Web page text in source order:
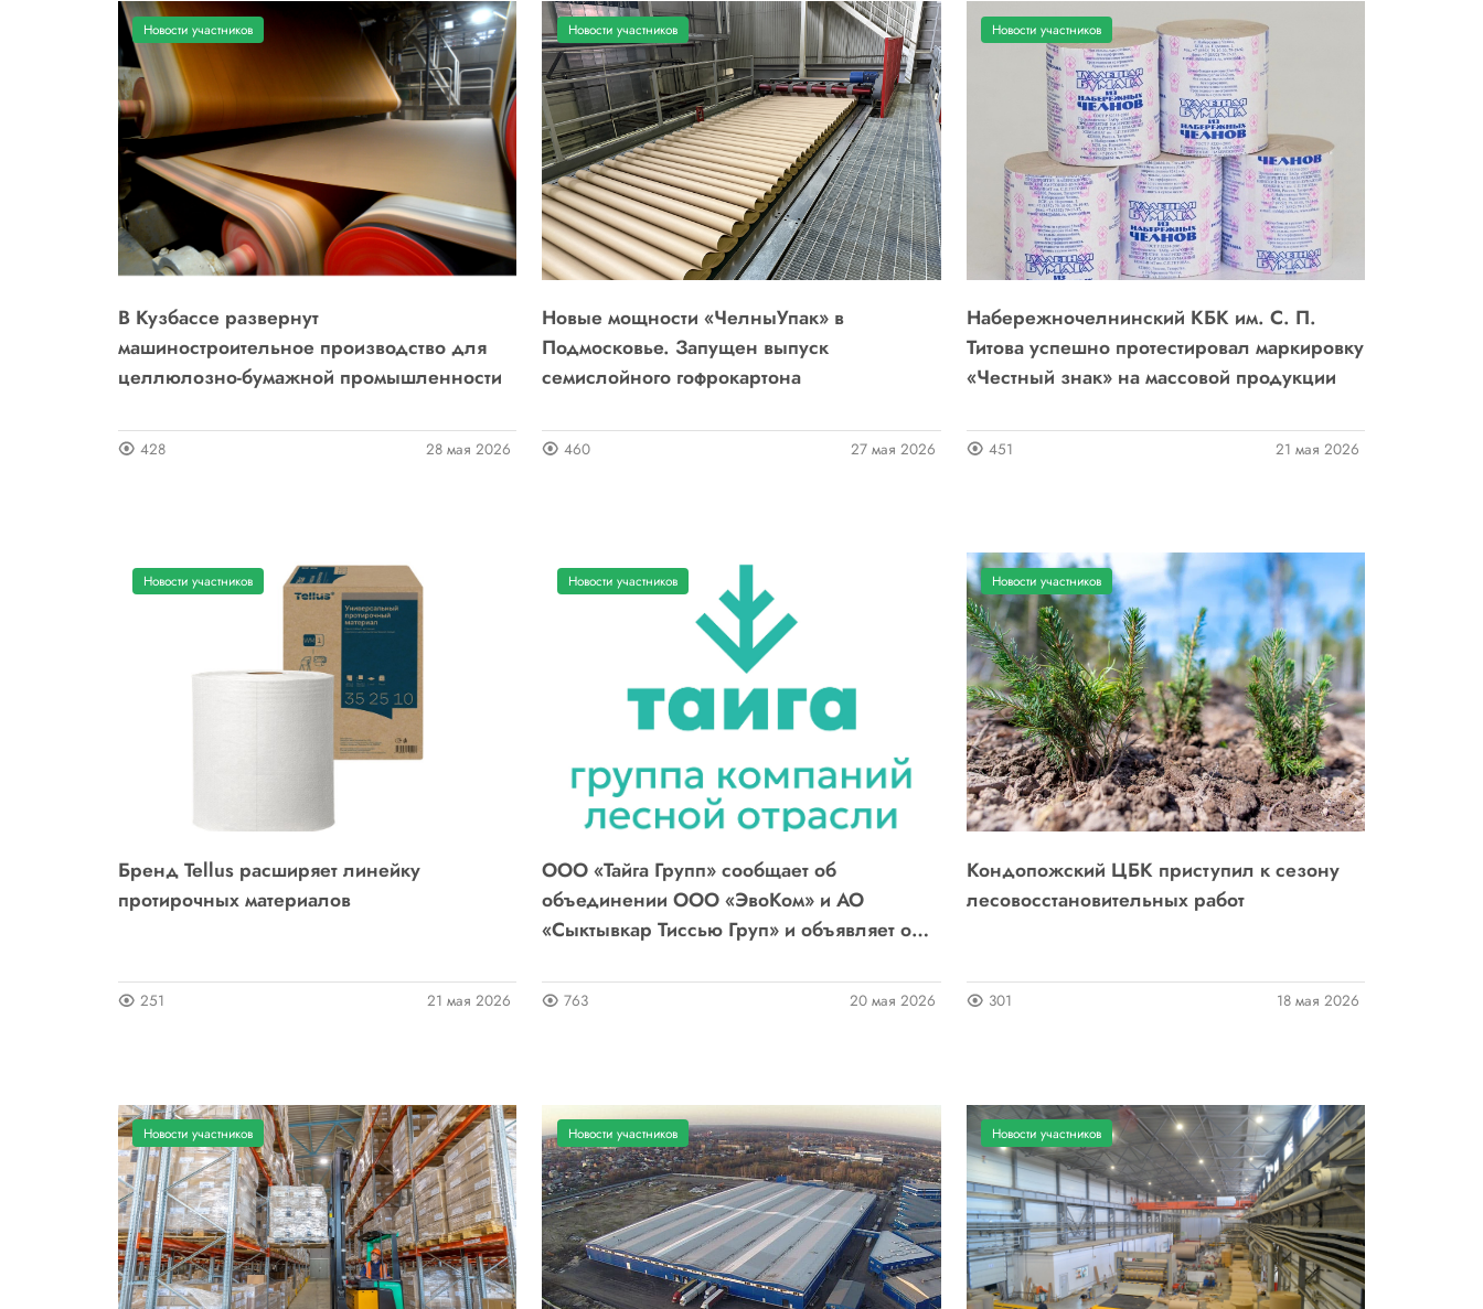
Новости участников
В Кузбассе развернут
машиностроительное производство для
целлюлозно-бумажной промышленности
428 28 мая 2026
Новости участников
Новые мощности «ЧелныУпак» в
Подмосковье. Запущен выпуск
семислойного гофрокартона
460 27 мая 2026
Новости участников
Набережночелнинский КБК им. С. П.
Титова успешно протестировал маркировку
«Честный знак» на массовой продукции
451 21 мая 2026
Новости участников
Бренд Tellus расширяет линейку
протирочных материалов
251 21 мая 2026
Новости участников
ООО «Тайга Групп» сообщает об
объединении ООО «ЭвоКом» и АО
«Сыктывкар Тиссью Груп» и объявляет о
763 20 мая 2026
Новости участников
Кондопожский ЦБК приступил к сезону
лесовосстановительных работ
301 18 мая 2026
Новости участников Новости участников Новости участников